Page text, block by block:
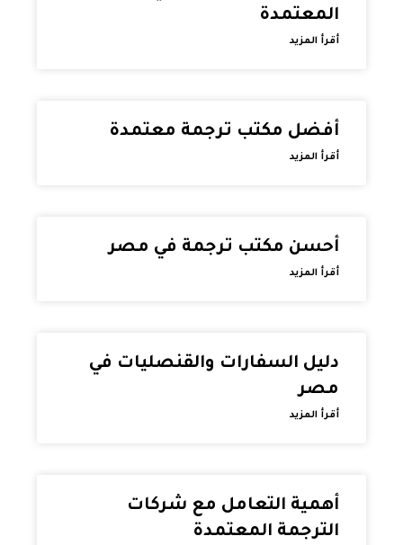
المعتمدة
أقرأ المزيد
أفضل مكتب ترجمة معتمدة
أقرأ المزيد
أحسن مكتب ترجمة في مصر
أقرأ المزيد
دليل السفارات والقنصليات في
مصر
أقرأ المزيد
أهمية التعامل مع شركات
الترجمة المعتمدة